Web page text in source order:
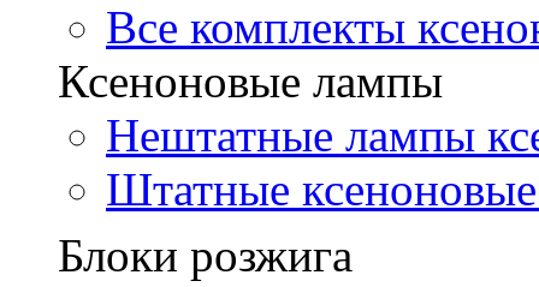
Все комплекты
Ксеноновые лампы
Нештатные лампы
Штатные
Блоки розжига